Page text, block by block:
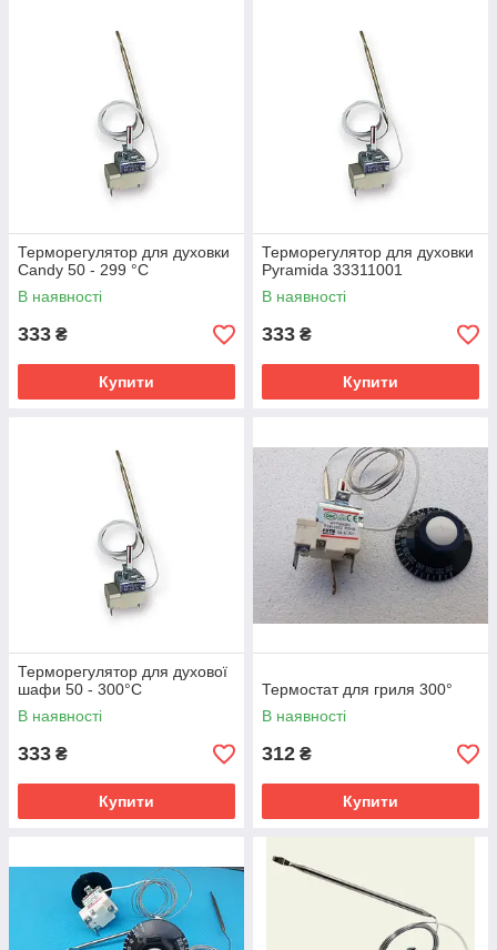
Терморегулятор для духовки
Candy 50 - 299 °C
В наявності
333 ₴
Купити
Терморегулятор для духовки
Pyramida 33311001
В наявності
333 ₴
Купити
Терморегулятор для духової
шафи 50 - 300°C
В наявності
333 ₴
Купити
Термостат для гриля 300°
В наявності
312 ₴
Купити